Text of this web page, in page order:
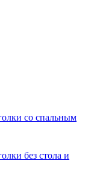
со спальным
без стола и